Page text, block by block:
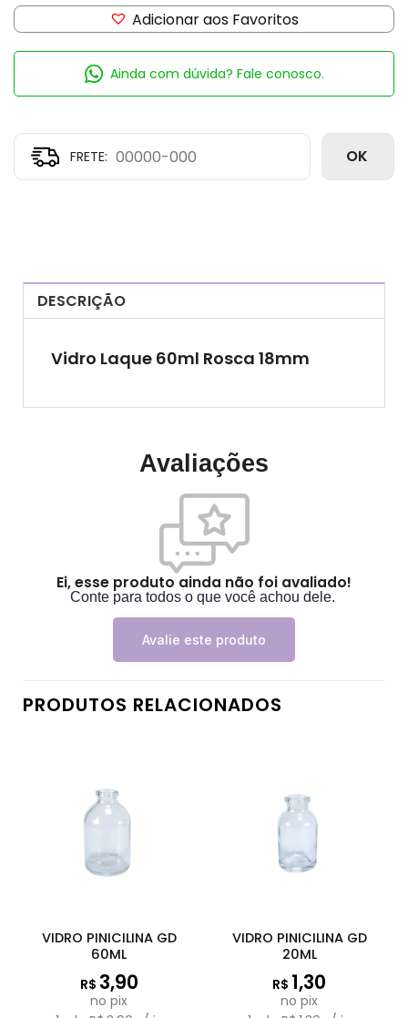
Adicionar aos Favoritos
Ainda com dúvida? Fale conosco.
OK
DESCRIÇÃO
Vidro Laque 60ml Rosca 18mm
Avaliações
Ei, esse produto ainda não foi avaliado!
Conte para todos o que você achou dele.
Avalie este produto
PRODUTOS RELACIONADOS
VIDRO PINICILINA GD
60ML
R$ 3,90
no pix
VIDRO PINICILINA GD
20ML
R$ 1,30
no pix